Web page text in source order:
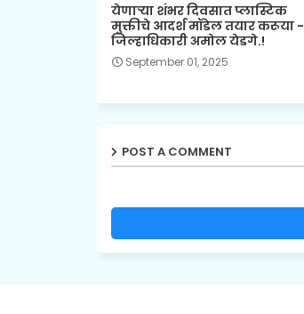
येणाऱ्या शंभर दिवसात प्लास्टिक
मुक्तीचे आदर्श मॉडेल तयार करूया -
जिल्हाधिकारी अमोल येडगे.!
September 01, 2025
POST A COMMENT